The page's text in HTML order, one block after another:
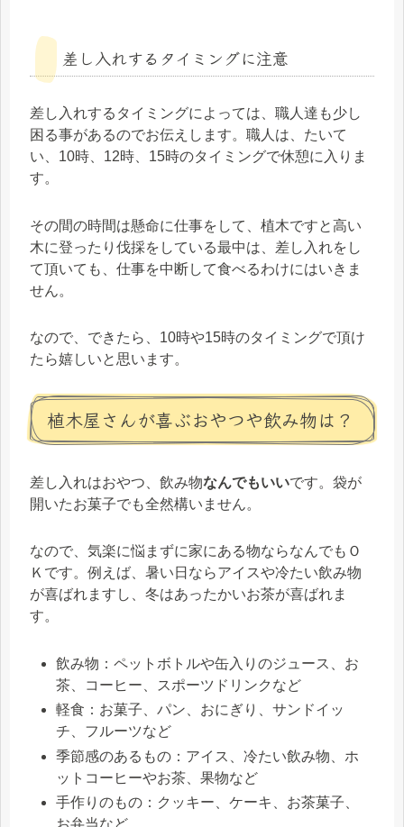
差し入れするタイミングに注意
差し入れするタイミングによっては、職人達も少し
困る事があるのでお伝えします。職人は、たいて
い、10時、12時、15時のタイミングで休憩に入りま
す。
その間の時間は懸命に仕事をして、植木ですと高い
木に登ったり伐採をしている最中は、差し入れをし
て頂いても、仕事を中断して食べるわけにはいきま
せん。
なので、できたら、10時や15時のタイミングで頂け
たら嬉しいと思います。
植木屋さんが喜ぶおやつや飲み物は？
差し入れはおやつ、飲み物なんでもいいです。袋が
開いたお菓子でも全然構いません。
なので、気楽に悩まずに家にある物ならなんでもＯ
Ｋです。例えば、暑い日ならアイスや冷たい飲み物
が喜ばれますし、冬はあったかいお茶が喜ばれま
す。
飲み物：ペットボトルや缶入りのジュース、お
茶、コーヒー、スポーツドリンクなど
軽食：お菓子、パン、おにぎり、サンドイッ
チ、フルーツなど
季節感のあるもの：アイス、冷たい飲み物、ホ
ットコーヒーやお茶、果物など
手作りのもの：クッキー、ケーキ、お茶菓子、
お弁当など